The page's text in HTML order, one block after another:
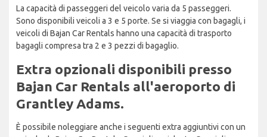
La capacità di passeggeri del veicolo varia da 5 passeggeri.
Sono disponibili veicoli a 3 e 5 porte. Se si viaggia con bagagli, i
veicoli di Bajan Car Rentals hanno una capacità di trasporto
bagagli compresa tra 2 e 3 pezzi di bagaglio.
Extra opzionali disponibili presso
Bajan Car Rentals all'aeroporto di
Grantley Adams.
È possibile noleggiare anche i seguenti extra aggiuntivi con un